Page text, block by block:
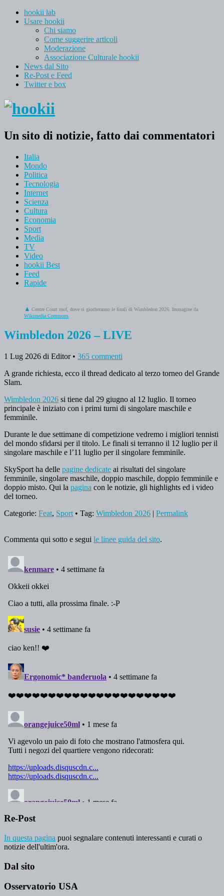
hookii lab
Usare hookii
Chi siamo
Come suggerire articoli
Moderazione
Associazione Culturale hookii
News dal Sito
Re-Post e Feed
Twitter e box
Un sito di notizie, fatto dai commentatori
Italia
Mondo
Politica
Tecnologia
Internet
Scienza
Cultura
Economia
Sport
Media
TV
Video
hookii Best
Feed
Rapide
Centre Court roof, dove si giocheranno le finali di Wimbledon 2026. Immagine da
Wikimedia Commons
Wimbledon 2026 – LIVE
1 Lug 2026 di Editor• 365 commenti
A grande richiesta, ecco il thread dedicato al terzo torneo del Grande
Slam.
Wimbledon 2026 si tiene dal 29 giugno al 12 luglio. Il torneo
principale è iniziato con i primi turni di singolare maschile e
femminile.
Durante le due settimane di competizione vedremo i migliori tennisti
del mondo sfidarsi per il titolo. Le finali si terranno il 12 luglio per il
singolare maschile e l’11 luglio per il singolare femminile.
SkySport ha delle pagine dedicate ai risultati del singolare
femminile, singolare maschile, doppio maschile, doppio femminile e
doppio misto. Qui la pagina con le notizie, gli highlights ed i video
del torneo.
Categorie: Feat, Sport • Tag: Wimbledon 2026 | Permalink
Commenta qui sotto e segui le linee guida del sito.
Re-Post
In questa pagina puoi segnalare contenuti interessanti e curati o
notizie dell'ultim'ora.
Dal sito
Osservatorio USA